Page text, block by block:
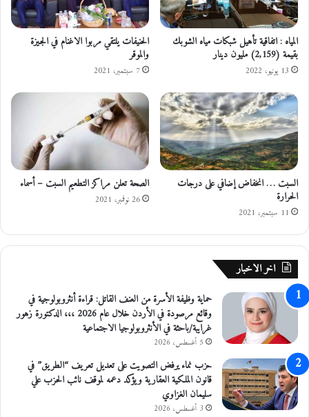
د
ع
ل
ى
و
و
د
ا
ل
ن
ف
ط
ب
ـ
أ
م
ك
ن
ف
ا
ل
أ
ر
د
المياه : اتفاقية تأهيل شبكات مياه الشوبك
بقيمة (2,159) مليون دينار
13 يونيو، 2022
الحنيفات يلتقي مربوا الاغنام في الجيزة
والموقر
7 سبتمبر، 2021
السبت … انخفاض إضافي على درجات
الحرارة
11 سبتمبر، 2021
الصحة تعلن مراكز التطعيم السبت – أسماء
26 نوفمبر، 2021
اخر الاخبار
حماية وظيفة الأسرة من العنف القاتل: قراءة أنثروبولوجية في
وقائع مرصودة في الأردن خلال عام 2026 ،،، الدكتورة زهور
غرايبة/باحثة في الأنثروبولوجيا الاجتماعية
5 أغسطس، 2026
حزب نماء يرفض التصويت على تعديل تعريف “الطريق” في
قانون الملكية العقارية ويؤكد دعمه لموقف نائب الحزب علي
سليمان الغزاوي
3 أغسطس، 2026